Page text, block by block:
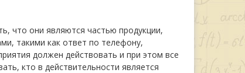
что они являются частью продукции,
такими как ответ по телефону,
должен действовать и при этом все
кто в действительности является